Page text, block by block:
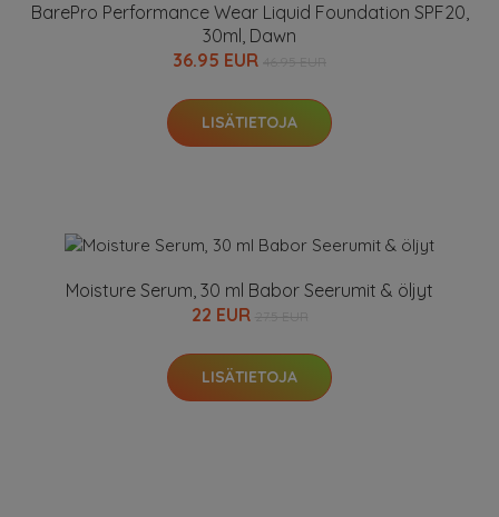
BarePro Performance Wear Liquid Foundation SPF20,
30ml, Dawn
36.95 EUR
LISÄTIETOJA
Moisture Serum, 30 ml Babor Seerumit & öljyt
22 EUR
LISÄTIETOJA